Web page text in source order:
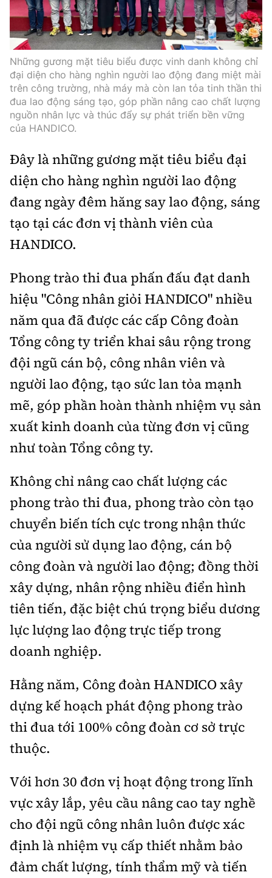
Nhà thầu
Mời thầu - Đấu thầu
Thi viết về GTVT
Gương sáng giao thông
Âm nhạc
Hậu trường sao
360 độ thể thao
Sản phẩm mới
Tư vấn
Thế giới
Thời sự Quốc tế
Hồ sơ tài liệu
Thế giới giao thông
Thế giới xây dựng
Đi ++
Du lịch
Khám phá
Lối sống
Ẩm thực
Video
Thời sự
Camera giao thông
Câu chuyện giao thông
Giải trí - Thể thao
Cơ quan chủ quản: Bộ Xây dựng
Giấy phép số: 03/GP-BVHTTDL, cấp ngày 1/4/2025.
Hà Nội.
Tổng biên tập: Nguyễn Thị Hồng Nga
Phó Tổng biên tập:Nguyễn Sơn Tùng,
Nguyễn Đức Thắng, La Đức Hùng
Hotline:
0901 514 799
Quảng cáo và Phát hành:
0915 057 282
Email:bandoc@baoxaydung.vn
Cấm sao chép dưới mọi hình thức nếu không có sự
chấp thuận bằng văn bản.
soạn
Những gương mặt tiêu biểu được vinh danh không chỉ
đại diện cho hàng nghìn người lao động đang miệt mài
trên công trường, nhà máy mà còn lan tỏa tinh thần thi
đua lao động sáng tạo, góp phần nâng cao chất lượng
nguồn nhân lực và thúc đẩy sự phát triển bền vững
của HANDICO.
Đây là những gương mặt tiêu biểu đại
diện cho hàng nghìn người lao động
đang ngày đêm hăng say lao động, sáng
tạo tại các đơn vị thành viên của
HANDICO.
Phong trào thi đua phấn đấu đạt danh
hiệu "Công nhân giỏi HANDICO" nhiều
năm qua đã được các cấp Công đoàn
Tổng công ty triển khai sâu rộng trong
đội ngũ cán bộ, công nhân viên và
người lao động, tạo sức lan tỏa mạnh
mẽ, góp phần hoàn thành nhiệm vụ sản
xuất kinh doanh của từng đơn vị cũng
như toàn Tổng công ty.
Không chỉ nâng cao chất lượng các
phong trào thi đua, phong trào còn tạo
chuyển biến tích cực trong nhận thức
của người sử dụng lao động, cán bộ
công đoàn và người lao động; đồng thời
xây dựng, nhân rộng nhiều điển hình
tiên tiến, đặc biệt chú trọng biểu dương
lực lượng lao động trực tiếp trong
doanh nghiệp.
Hằng năm, Công đoàn HANDICO xây
dựng kế hoạch phát động phong trào
thi đua tới 100% công đoàn cơ sở trực
thuộc.
Với hơn 30 đơn vị hoạt động trong lĩnh
vực xây lắp, yêu cầu nâng cao tay nghề
cho đội ngũ công nhân luôn được xác
định là nhiệm vụ cấp thiết nhằm bảo
đảm chất lượng, tính thẩm mỹ và tiến